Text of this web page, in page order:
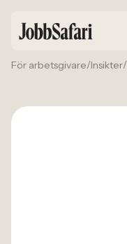
För arbetsgivare/Insikter/